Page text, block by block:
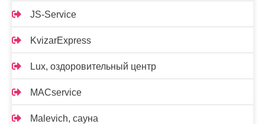
JS-Service
KvizarExpress
Lux, оздоровительный центр
MACservice
Malevich, сауна